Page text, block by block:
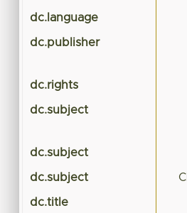
dc.language
dc.publisher
dc.rights
dc.subject
dc.subject
dc.subject
dc.title